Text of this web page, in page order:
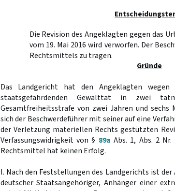
Die Revision des Angeklagten gegen das
vom 19. Mai 2016 wird verworfen. Der
Rechtsmittels zu tragen.
Gründe
Das Landgericht hat den Angeklagten wegen
staatsgefährdenden Gewalttat in zwei
Gesamtfreiheitsstrafe von zwei Jahren und
sich der Beschwerdeführer mit seiner auf eine
der Verletzung materiellen Rechts gestützten
Verfassungswidrigkeit von § 89a Abs. 1, Abs. 2
Rechtsmittel hat keinen Erfolg.
I. Nach den Feststellungen des Landgerichts ist
deutscher Staatsangehöriger, Anhänger einer